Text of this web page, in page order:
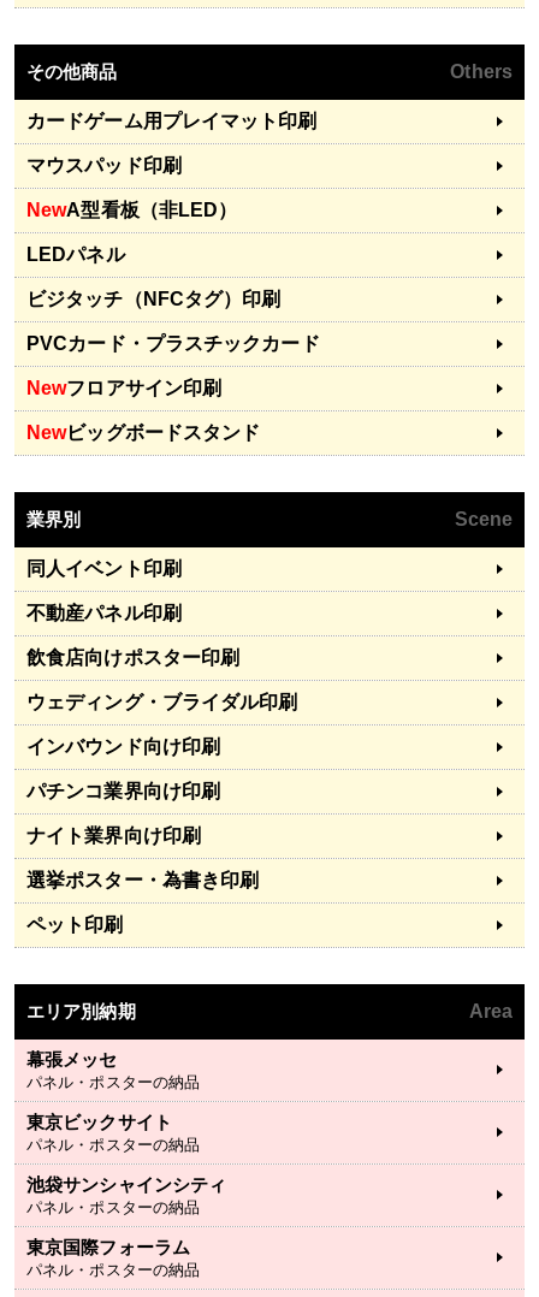
その他商品 Others
カードゲーム用プレイマット印刷
マウスパッド印刷
NewA型看板（非LED）
LEDパネル
ビジタッチ（NFCタグ）印刷
PVCカード・プラスチックカード
Newフロアサイン印刷
Newビッグボードスタンド
業界別 Scene
同人イベント印刷
不動産パネル印刷
飲食店向けポスター印刷
ウェディング・ブライダル印刷
インバウンド向け印刷
パチンコ業界向け印刷
ナイト業界向け印刷
選挙ポスター・為書き印刷
ペット印刷
エリア別納期 Area
幕張メッセ
パネル・ポスターの納品
東京ビックサイト
パネル・ポスターの納品
池袋サンシャインシティ
パネル・ポスターの納品
東京国際フォーラム
パネル・ポスターの納品